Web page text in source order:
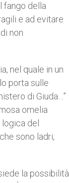
fango della
e ad evitare
non
nel quale in un
porta sulle
di Giuda…”
omelia
del
sono ladri,
la possibilità